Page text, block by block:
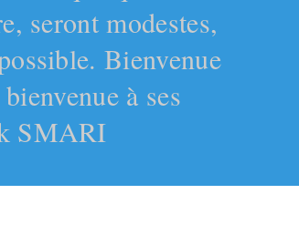
seront modestes,
Bienvenue
à ses
SMARI